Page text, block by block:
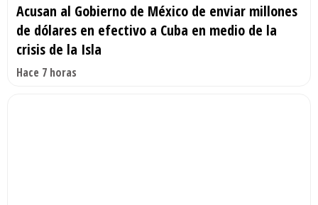
Acusan al Gobierno de México de enviar millones
de dólares en efectivo a Cuba en medio de la
crisis de la Isla
Hace 7 horas